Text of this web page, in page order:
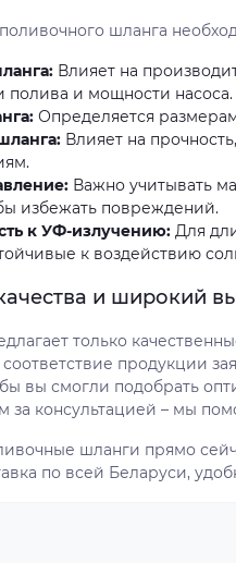
шланга
Влияет на
полива и мощности насоса.
Определяется
Влияет на
Важно учитывать
избежать повреждений.
к УФ-излучению: Для
к воздействию
и широкий
только
соответствие продукции
вы смогли подобрать
за консультацией – мы
шланги прямо
по всей Беларуси,